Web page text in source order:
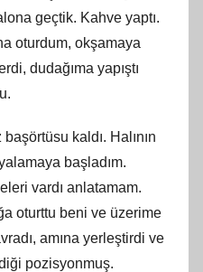
geçtik. Kahve yaptı.
oturdum, okşamaya
dudağıma yapıştı
kaldı. Halının
başladım.
vardı anlatamam.
oturttu beni ve üzerime
amına yerleştirdi ve
pozisyonmuş.